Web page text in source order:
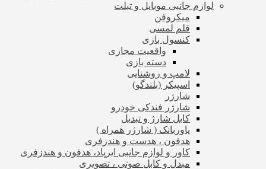
لوازم جانبی موبایل و تبلت
میکروفن
قلم لمسی
کنسول بازی
واقعیت مجازی
دسته بازی
لامپ و روشنایی
اسپیکر (بلندگو)
شارژر
شارژر فندکی خودرو
کابل شارژ و تبدیل
پاوربانک ( شارژر همراه )
هدفون ، هدست و هندزفری
کاور و لوازم جانبی ایرپاد، هدفون و هندزفری
مبدل و کابل صوتی ، تصویری